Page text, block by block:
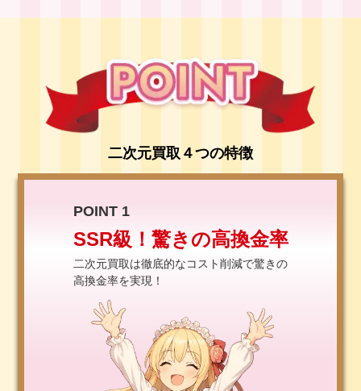
二次元買取４つの特徴
POINT 1
SSR級！驚きの高換金率
二次元買取は徹底的なコスト削減で驚きの
高換金率を実現！